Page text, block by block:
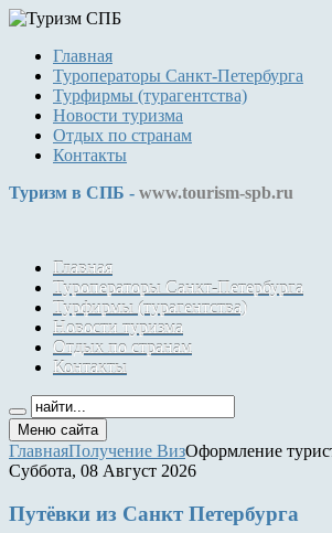
Главная
Туроператоры Санкт-Петербурга
Турфирмы (турагентства)
Новости туризма
Отдых по странам
Контакты
Туризм в СПБ - www.tourism-spb.ru
Главная
Туроператоры Санкт-Петербурга
Турфирмы (турагентства)
Новости туризма
Отдых по странам
Контакты
Меню сайта
ГлавнаяПолучение ВизОформление
Суббота, 08 Август 2026
Путёвки из Санкт Петербурга